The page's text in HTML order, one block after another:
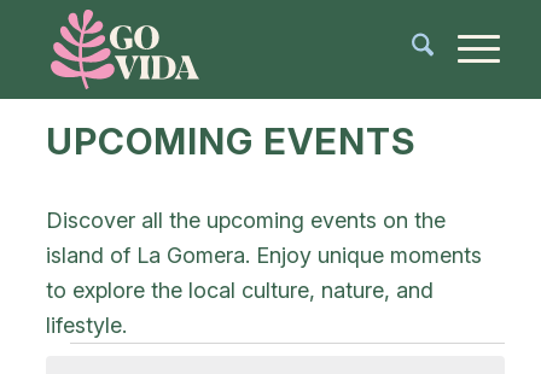
UPCOMING EVENTS
Discover all the upcoming events on the
island of La Gomera. Enjoy unique moments
to explore the local culture, nature, and
lifestyle.